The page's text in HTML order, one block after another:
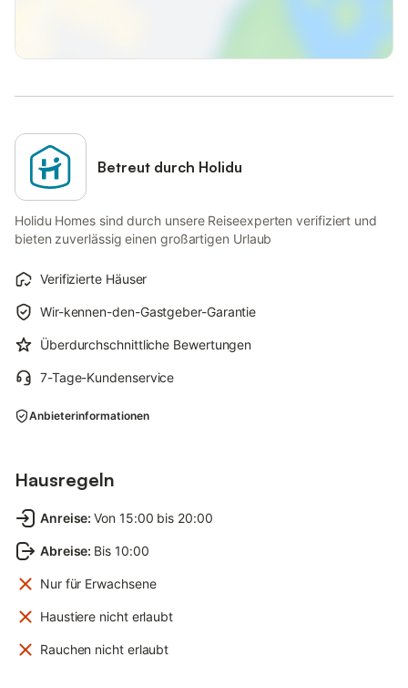
Betreut durch Holidu
Holidu Homes sind durch unsere Reiseexperten verifiziert und
bieten zuverlässig einen großartigen Urlaub
Verifizierte Häuser
Wir-kennen-den-Gastgeber-Garantie
Überdurchschnittliche Bewertungen
7-Tage-Kundenservice
Anbieterinformationen
Hausregeln
Anreise: Von 15:00 bis 20:00
Abreise: Bis 10:00
Nur für Erwachsene
Haustiere nicht erlaubt
Rauchen nicht erlaubt